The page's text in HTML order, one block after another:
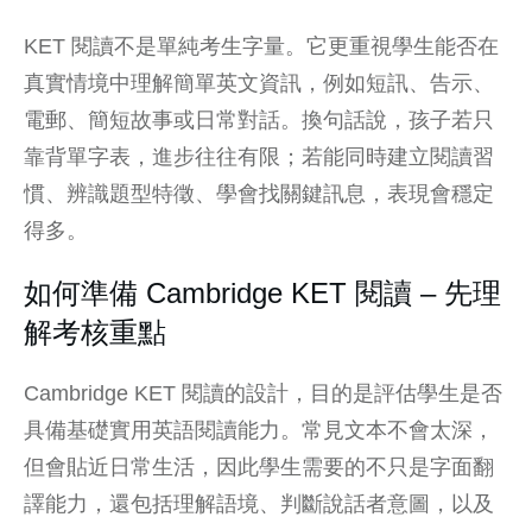
KET 閱讀不是單純考生字量。它更重視學生能否在
真實情境中理解簡單英文資訊，例如短訊、告示、
電郵、簡短故事或日常對話。換句話說，孩子若只
靠背單字表，進步往往有限；若能同時建立閱讀習
慣、辨識題型特徵、學會找關鍵訊息，表現會穩定
得多。
如何準備 Cambridge KET 閱讀 – 先理
解考核重點
Cambridge KET 閱讀的設計，目的是評估學生是否
具備基礎實用英語閱讀能力。常見文本不會太深，
但會貼近日常生活，因此學生需要的不只是字面翻
譯能力，還包括理解語境、判斷說話者意圖，以及